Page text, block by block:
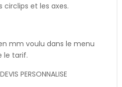
circlips et les axes.
mm voulu dans le menu
le tarif.
PERSONNALISE